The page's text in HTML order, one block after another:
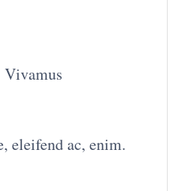
eleifend ac, enim.